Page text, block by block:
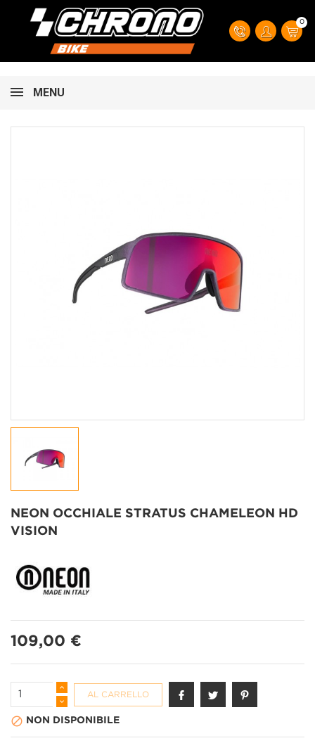
0
MENU
NEON OCCHIALE STRATUS CHAMELEON HD
VISION
109,00 €
AL CARRELLO
 NON DISPONIBILE